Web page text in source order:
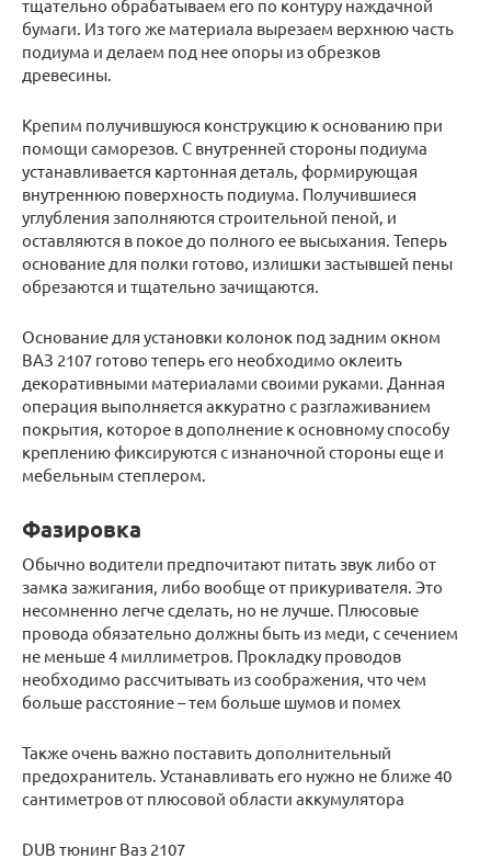
тщательно обрабатываем его по контуру наждачной
бумаги. Из того же материала вырезаем верхнюю часть
подиума и делаем под нее опоры из обрезков
древесины.
Крепим получившуюся конструкцию к основанию при
помощи саморезов. С внутренней стороны подиума
устанавливается картонная деталь, формирующая
внутреннюю поверхность подиума. Получившиеся
углубления заполняются строительной пеной, и
оставляются в покое до полного ее высыхания. Теперь
основание для полки готово, излишки застывшей пены
обрезаются и тщательно зачищаются.
Основание для установки колонок под задним окном
ВАЗ 2107 готово теперь его необходимо оклеить
декоративными материалами своими руками. Данная
операция выполняется аккуратно с разглаживанием
покрытия, которое в дополнение к основному способу
креплению фиксируются с изнаночной стороны еще и
мебельным степлером.
Фазировка
Обычно водители предпочитают питать звук либо от
замка зажигания, либо вообще от прикуривателя. Это
несомненно легче сделать, но не лучше. Плюсовые
провода обязательно должны быть из меди, с сечением
не меньше 4 миллиметров. Прокладку проводов
необходимо рассчитывать из соображения, что чем
больше расстояние – тем больше шумов и помех
Также очень важно поставить дополнительный
предохранитель. Устанавливать его нужно не ближе 40
сантиметров от плюсовой области аккумулятора
DUB тюнинг Ваз 2107